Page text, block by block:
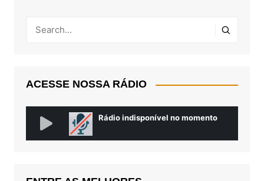
ACESSE NOSSA RÁDIO